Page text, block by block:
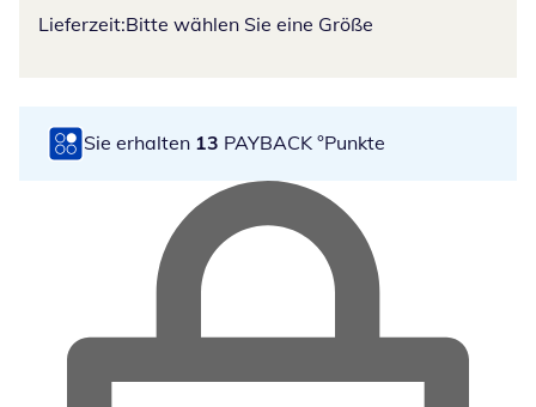
Lieferzeit:Bitte wählen Sie eine Größe
Sie erhalten 13 PAYBACK °Punkte